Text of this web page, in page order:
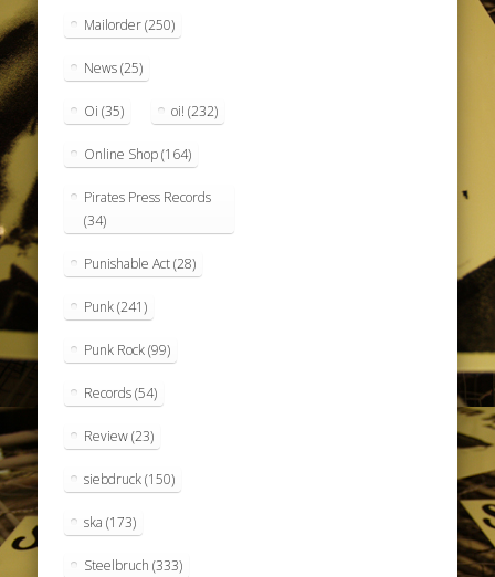
Mailorder(250)
News(25)
Oi (35) oi! (232)
Online Shop(164)
Pirates Press Records
(34)
Punishable Act(28)
Punk(241)
Punk Rock(99)
Records(54)
Review(23)
siebdruck(150)
ska (173)
Steelbruch (333)